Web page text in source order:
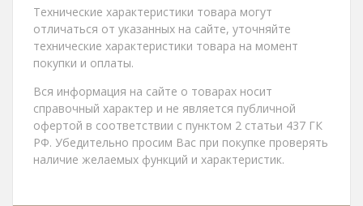
Технические характеристики товара могут
отличаться от указанных на сайте, уточняйте
технические характеристики товара на момент
покупки и оплаты.
Вся информация на сайте о товарах носит
справочный характер и не является публичной
офертой в соответствии с пунктом 2 статьи 437 ГК
РФ. Убедительно просим Вас при покупке проверять
наличие желаемых функций и характеристик.